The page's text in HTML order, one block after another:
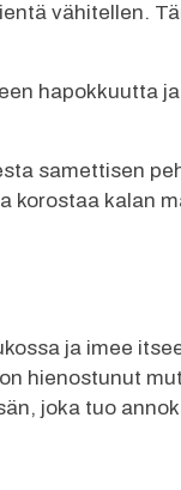
vähitellen.
hapokkuutta
samettisen
korostaa kalan
ja imee
hienostunut
joka tuo